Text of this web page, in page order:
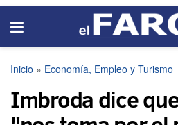
Inicio » Economía, Empleo y Turismo
Imbroda dice